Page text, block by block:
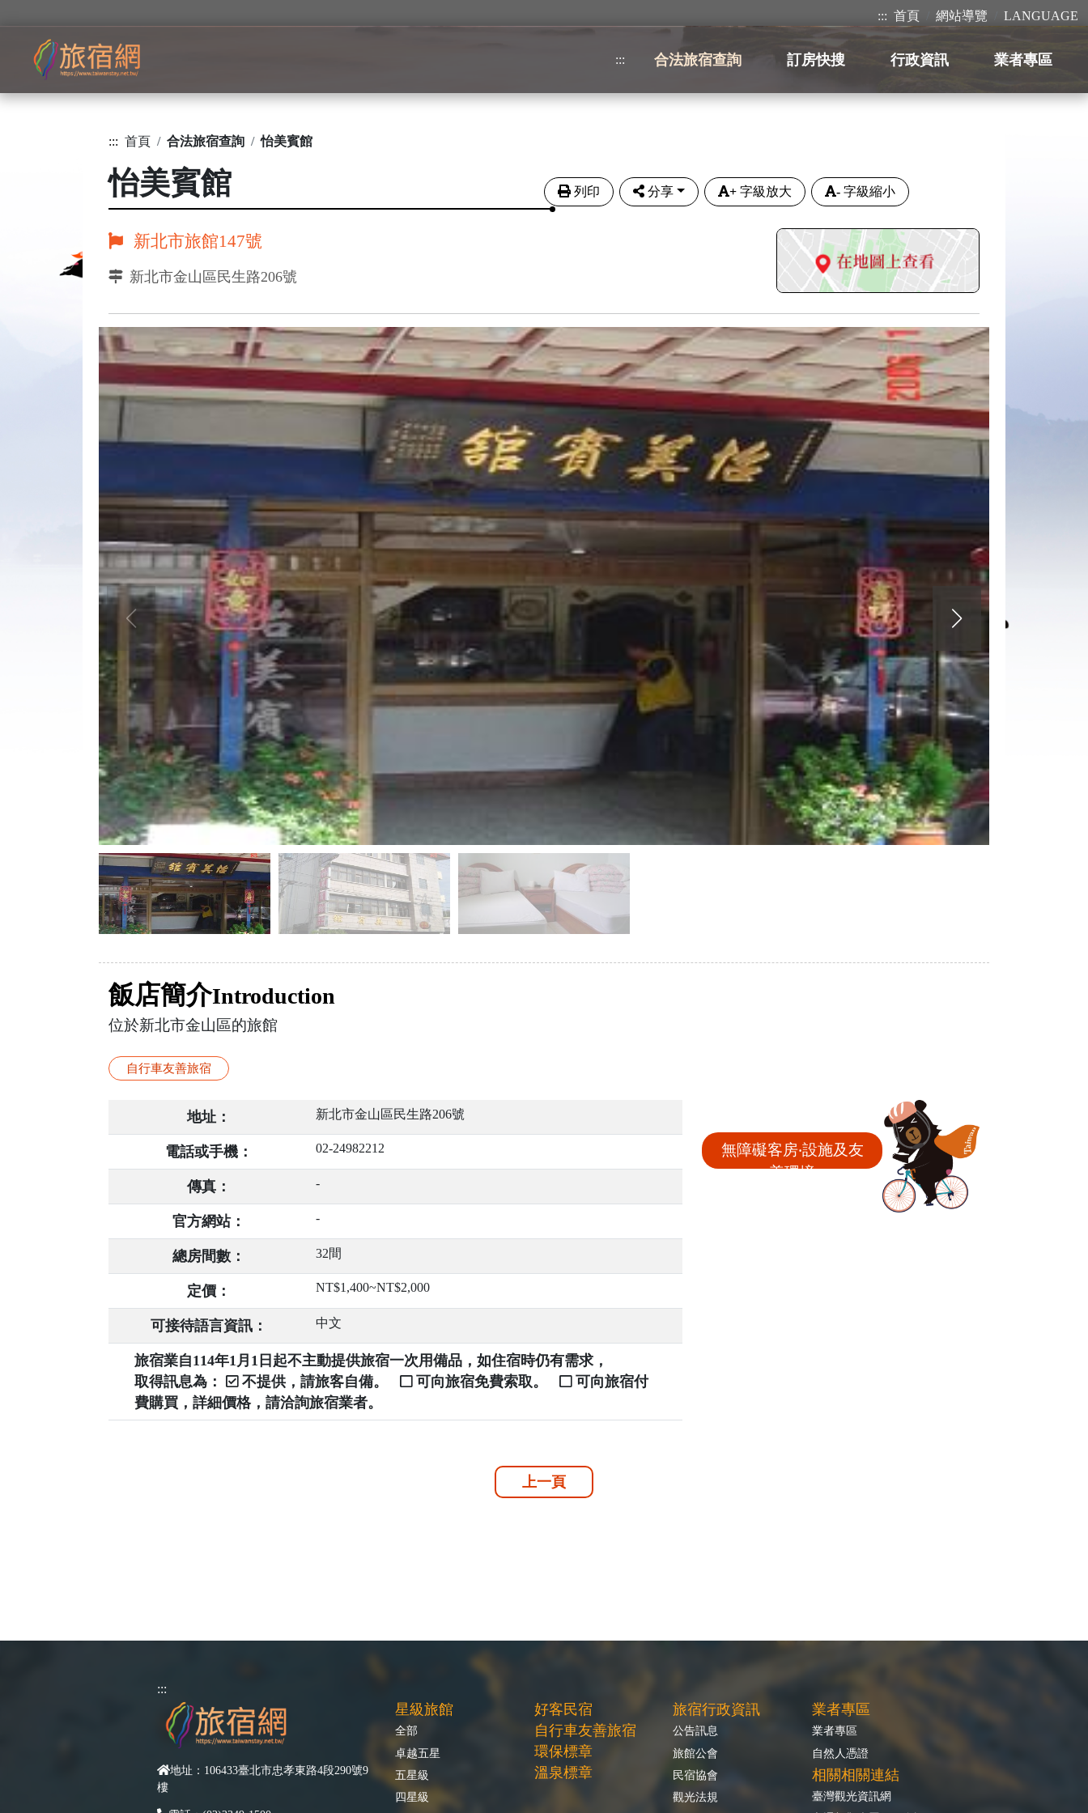
::: 首頁 網站導覽 LANGUAGE
::: 合法旅宿查詢 訂房快搜 行政資訊 業者專區
::: 首頁 合法旅宿查詢 怡美賓館
怡美賓館 列印 分享 + 字級放大 - 字級縮小
新北市旅館147號
新北市金山區民生路206號
飯店簡介Introduction
位於新北市金山區的旅館
自行車友善旅宿
地址： 新北市金山區民生路206號
電話或手機： 02-24982212
傳真： -
官方網站： -
總房間數： 32間
定價： NT$1,400~NT$2,000
可接待語言資訊： 中文
旅宿業自114年1月1日起不主動提供旅宿一次用備品，如住宿時仍有需求，
取得訊息為：
不提供，請旅客自備。 可向旅宿免費索取。
可向旅宿付
費購買，詳細價格，請洽詢旅宿業者。
無障礙客房‧設施及友
善環境
上一頁
:::
地址：106433臺北市忠孝東路4段290號9
樓
星級旅館
全部
卓越五星
五星級
四星級
好客民宿
自行車友善旅宿
環保標章
溫泉標章
旅宿行政資訊
公告訊息
旅館公會
民宿協會
觀光法規
業者專區
業者專區
自然人憑證
相關相關連結
臺灣觀光資訊網